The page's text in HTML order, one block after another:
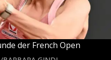
der French Open